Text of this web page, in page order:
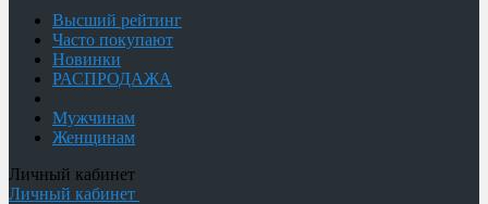
Высший рейтинг
Часто покупают
Новинки
РАСПРОДАЖА
Мужчинам
Женщинам
Личный кабинет
Личный кабинет